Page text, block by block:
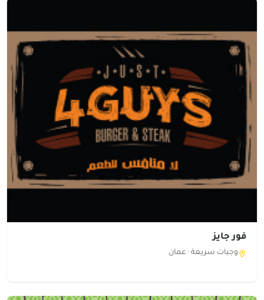
فور جايز
وجبات سريعة · عمان